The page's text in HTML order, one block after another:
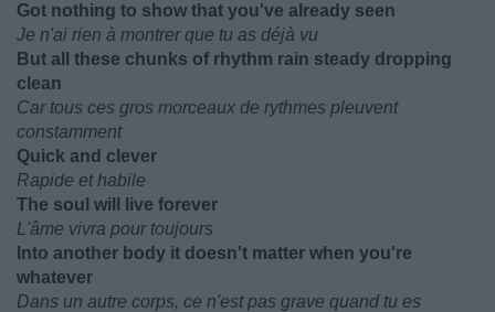
Got nothing to show that you've already seen
Je n'ai rien à montrer que tu as déjà vu
But all these chunks of rhythm rain steady dropping
clean
Car tous ces gros morceaux de rythmes pleuvent
constamment
Quick and clever
Rapide et habile
The soul will live forever
L'âme vivra pour toujours
Into another body it doesn't matter when you're
whatever
Dans un autre corps, ce n'est pas grave quand tu es